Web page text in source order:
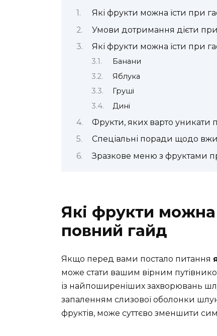
Які фрукти можна їсти при
Умови дотримання дієти при
Які фрукти можна їсти при
Банани
Яблука
Груші
Дині
Фрукти, яких варто уникати
Спеціальні поради щодо
Зразкове меню з фруктами
Які фрукти можна
повний гайд
Якщо перед вами постало питання
може стати вашим вірним
із найпоширеніших захворювань
запаленням слизової оболонки
фруктів, може суттєво зменшити